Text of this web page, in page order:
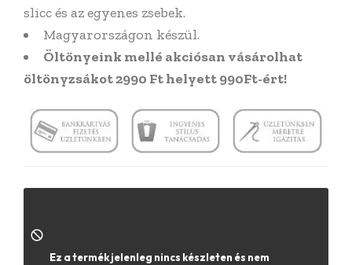
slicc és az egyenes zsebek.
Magyarországon készül.
Öltönyeink mellé akciósan vásárolhat
öltönyzsákot 2990 Ft helyett 990Ft-ért!
Ez a termék jelenleg nincs készleten és nem